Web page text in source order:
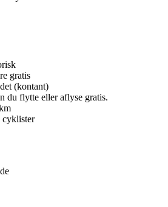
gratis
(kontant)
du flytte eller aflyse gratis.